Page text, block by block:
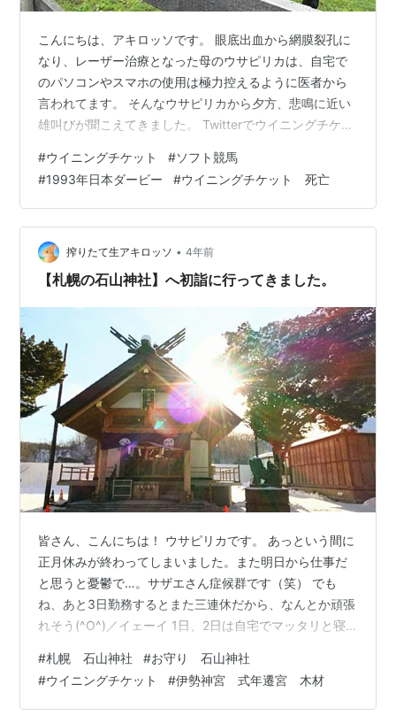
こんにちは、アキロッソです。 眼底出血から網膜裂孔に
なり、レーザー治療となった母のウサピリカは、自宅で
のパソコンやスマホの使用は極力控えるように医者から
言われてます。 そんなウサピリカから夕方、悲鳴に近い
雄叫びが聞こえてきました。 Twitterでウイニングチケッ
スマホ見てもええんか...? ↑↑↑↑ウサピリカ「今日は仕
事休みだから、ちょっとくらい…。」 ウイニングチケッ
ト死す ウイニングチケット(チケゾー)との思い出 AERU
のホースギャラリー さよなら、チケゾー ウイニングチケ
ット死す 自分も慌ててTwitterのトレンドを確認。 1位…
#ウイニングチケット #ソフト競馬
#1993年日本ダービー #ウイニングチケット 死亡
搾りたて生アキロッソ • 4年前
【札幌の石山神社】へ初詣に行ってきました。
皆さん、こんにちは！ ウサピリカです。 あっという間に
正月休みが終わってしまいました。また明日から仕事だ
と思うと憂鬱で…。サザエさん症候群です（笑） でも
ね、あと3日勤務するとまた三連休だから、なんとか頑張
れそう(^O^)／イェーイ 1日、2日は自宅でマッタリと寝
石山神社に初詣 石山神社・お守り 新年最初の作り置きお
かず 石山神社に初詣 札幌・石山神社 社殿の柱は伊勢神
宮の式年遷宮の解体された木材を使って、平成27年に建
#札幌 石山神社 #お守り 石山神社
#ウイニングチケット #伊勢神宮 式年遷宮 木材